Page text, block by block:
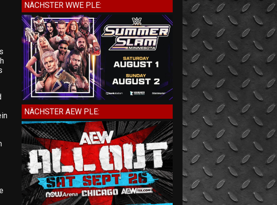
NÄCHSTER WWE PLE:
NÄCHSTER AEW PLE: